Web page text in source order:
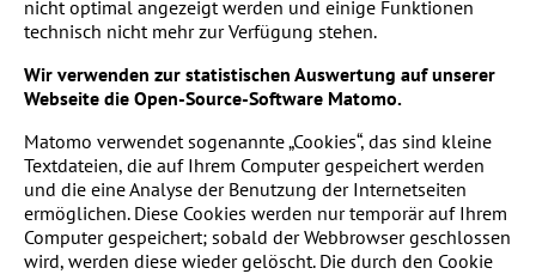
nicht optimal angezeigt werden und einige Funktionen
technisch nicht mehr zur Verfügung stehen.
Wir verwenden zur statistischen Auswertung auf unserer
Webseite die Open-Source-Software Matomo.
Matomo verwendet sogenannte „Cookies“, das sind kleine
Textdateien, die auf Ihrem Computer gespeichert werden
und die eine Analyse der Benutzung der Internetseiten
ermöglichen. Diese Cookies werden nur temporär auf Ihrem
Computer gespeichert; sobald der Webbrowser geschlossen
wird, werden diese wieder gelöscht. Die durch den Cookie